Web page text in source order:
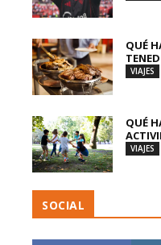
QUÉ
VIAJES
QUÉ
VIAJES
SOCIAL